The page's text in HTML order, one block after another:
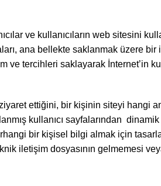
ve kullanıcıların web sitesini
ana bellekte saklanmak üzere bir
ve tercihleri saklayarak İnternet’in
ettiğini, bir kişinin siteyi hangi
kullanıcı sayfalarından
bir kişisel bilgi almak için
iletişim dosyasının gelmemesi